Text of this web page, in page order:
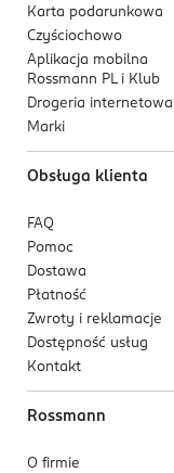
Karta podarunkowa
Czyściochowo
Aplikacja mobilna
Rossmann PL i Klub
Drogeria internetowa
Marki
Obsługa klienta
FAQ
Pomoc
Dostawa
Płatność
Zwroty i reklamacje
Dostępność usług
Kontakt
Rossmann
O firmie